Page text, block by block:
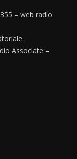
– web radio
Associate –